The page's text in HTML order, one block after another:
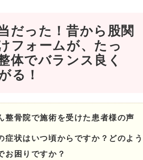
だった！昔から股関
フォームが、たっ
体でバランス良く
る！
骨院で施術を受けた患者様の声
症状はいつ頃からですか？どのよう
お困りですか？